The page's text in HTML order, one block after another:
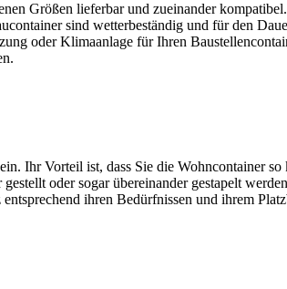
Größen lieferbar und zueinander
sind wetterbeständig und für den
oder Klimaanlage für Ihren
Ihr Vorteil ist, dass Sie die Wohncontainer
oder sogar übereinander gestapelt
ihren Bedürfnissen und ihrem